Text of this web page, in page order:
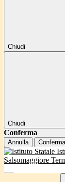
Chiudi
Chiudi
Conferma
Annulla Conferma